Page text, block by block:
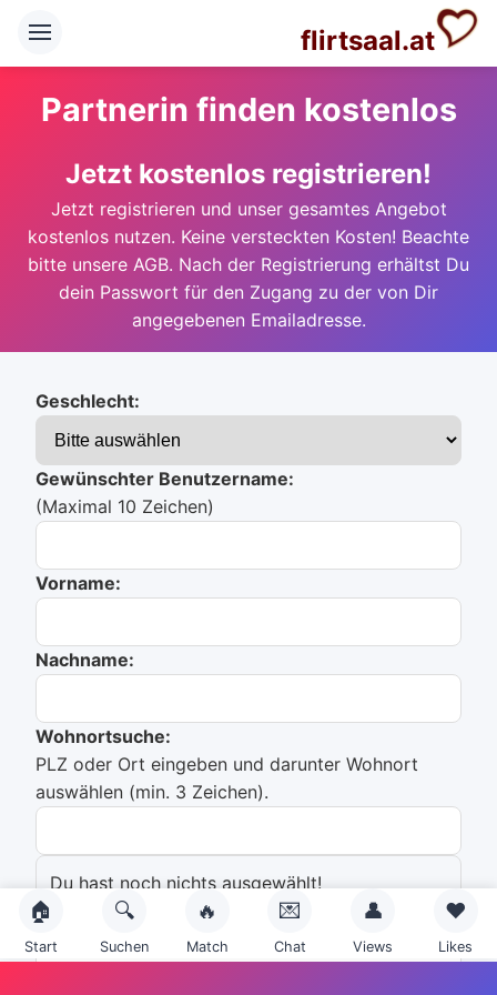
flirtsaal.at
Partnerin finden kostenlos
Jetzt kostenlos registrieren!
Jetzt registrieren und unser gesamtes Angebot
kostenlos nutzen. Keine versteckten Kosten! Beachte
bitte unsere AGB. Nach der Registrierung erhältst Du
dein Passwort für den Zugang zu der von Dir
angegebenen Emailadresse.
Geschlecht:
Gewünschter Benutzername:
(Maximal 10 Zeichen)
Vorname:
Nachname:
Wohnortsuche:
PLZ oder Ort eingeben und darunter Wohnort
auswählen (min. 3 Zeichen).
Du hast noch nichts ausgewählt!
Emailadresse:
🏠
Start
🔍
Suchen
🔥
Match
💌
Chat
👤
Views
❤️
Likes